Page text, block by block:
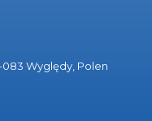
083 Wyględy, Polen